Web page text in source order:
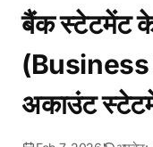
बैंक स्टेटमेंट
(Business
अकाउंट